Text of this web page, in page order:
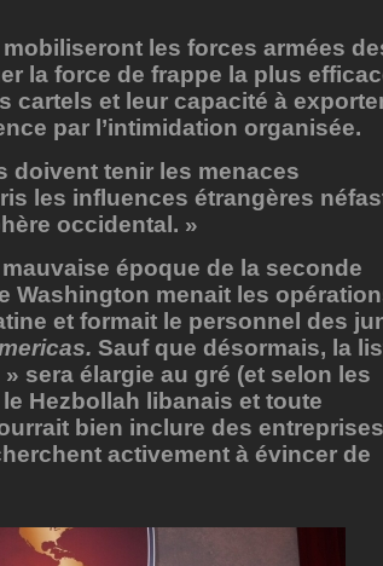
les forces armées
la force de frappe la plus
cartels et leur capacité à
par l’intimidation organisée.
doivent tenir les menaces
les influences étrangères
occidental. »
époque de la seconde
Washington menait les
et formait le personnel des
Sauf que désormais, la
sera élargie au gré (et selon les
Hezbollah libanais et toute
bien inclure des entreprises
activement à évincer de